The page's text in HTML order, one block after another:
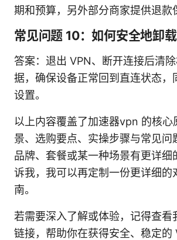
期和预算，另外部分商家提供退款
常见问题 10：如何安全地卸载
答案：退出 VPN、断开连接后清
据，确保设备正常回到直连状态，
设置。
以上内容覆盖了加速器vpn 的核心
景、选购要点、实操步骤与常见问
品牌、套餐或某一种场景有更详细
诉我，我可以再定制一份更详细的
南。
若需要深入了解或体验，记得查看
链接，帮助你在获得安全、稳定的